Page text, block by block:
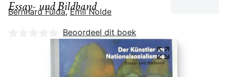
Essay- und Bildband
Bernhard Fulda,Emil Nolde
Nog geen beoordelingen
Beoordeel dit boek